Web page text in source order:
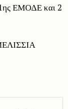
ΕΜΟΔΕ και 2